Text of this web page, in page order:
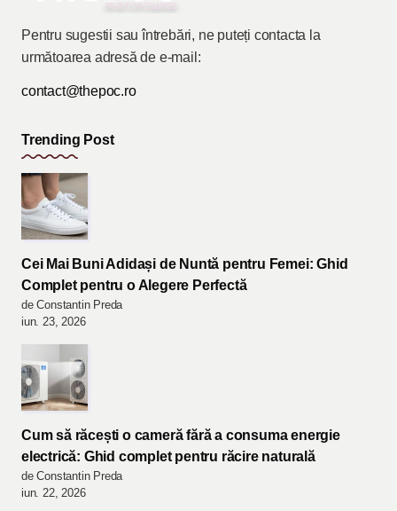
Pentru sugestii sau întrebări, ne puteți contacta la
următoarea adresă de e-mail:
contact@thepoc.ro
Trending Post
Cei Mai Buni Adidași de Nuntă pentru Femei: Ghid
Complet pentru o Alegere Perfectă
de Constantin Preda
iun. 23, 2026
Cum să răcești o cameră fără a consuma energie
electrică: Ghid complet pentru răcire naturală
de Constantin Preda
iun. 22, 2026